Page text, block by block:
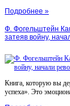
Подробнее »
Ф. Фогельштейн
затеяв войну,
Книга, которую вы
успеха». Это